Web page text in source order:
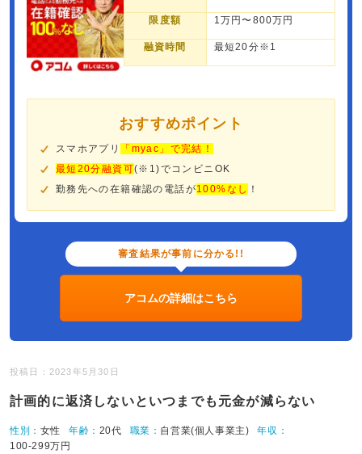
限度額 1万円〜800万円
融資時間 最短20分※1
おすすめポイント
スマホアプリ
「myac」で完結！
最短20分融資可(※1)でコンビニOK
勤務先への在籍確認の電話が100%なし ！
審査結果が事前に分かる!!
アコムの詳細はこちら
投稿日：2023年5月30日
計画的に返済しないといつまでも元金が減らない
性別： 女性 年齢： 20代 職業： 自営業(個人事業主)
年収：
100-299万円